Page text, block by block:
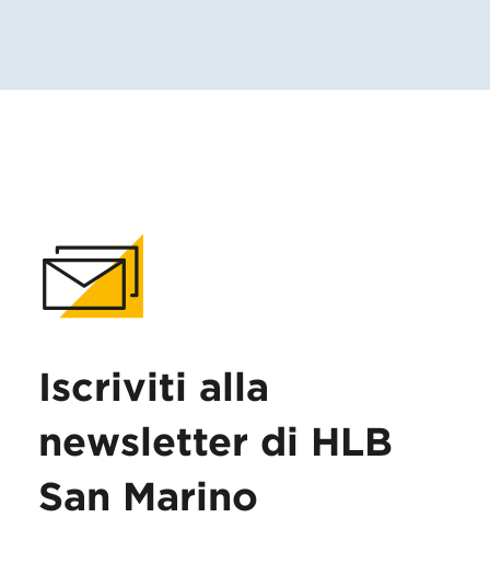
Iscriviti alla
newsletter di HLB
San Marino